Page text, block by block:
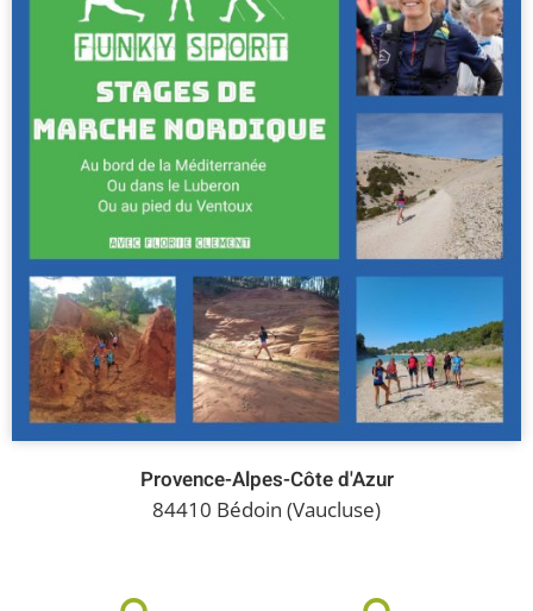
Provence-Alpes-Côte d'Azur
84410 Bédoin (Vaucluse)